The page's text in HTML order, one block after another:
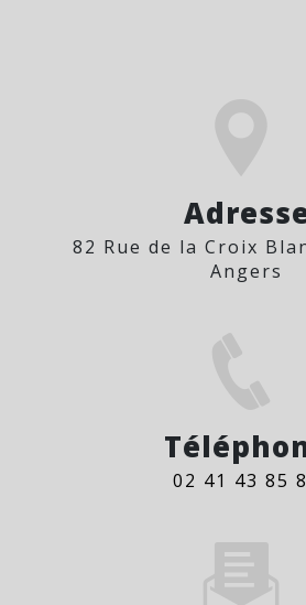
82 Rue de la Croix Blanche, 49100
Angers
02 41 43 85